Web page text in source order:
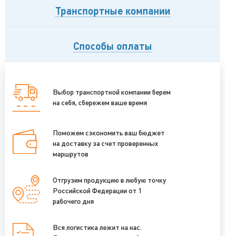
Транспортные компании
Способы оплаты
Выбор транспортной компании берем
на себя, сбережем ваше время
Поможем сэкономить ваш бюджет
на доставку за счет проверенных
маршрутов
Отгрузим продукцию в любую точку
Российской Федерации от 1
рабочего дня
Вся логистика лежит на нас.